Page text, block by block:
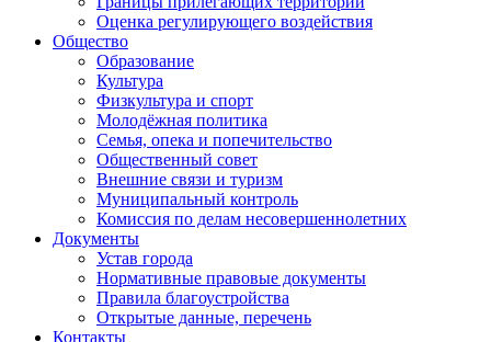
Оценка регулирующего воздействия
Общество
Образование
Культура
Физкультура и спорт
Молодёжная политика
Семья, опека и попечительство
Общественный совет
Внешние связи и туризм
Муниципальный контроль
Комиссия по делам несовершеннолетних
Документы
Устав города
Нормативные правовые документы
Правила благоустройства
Открытые данные, перечень
Контакты